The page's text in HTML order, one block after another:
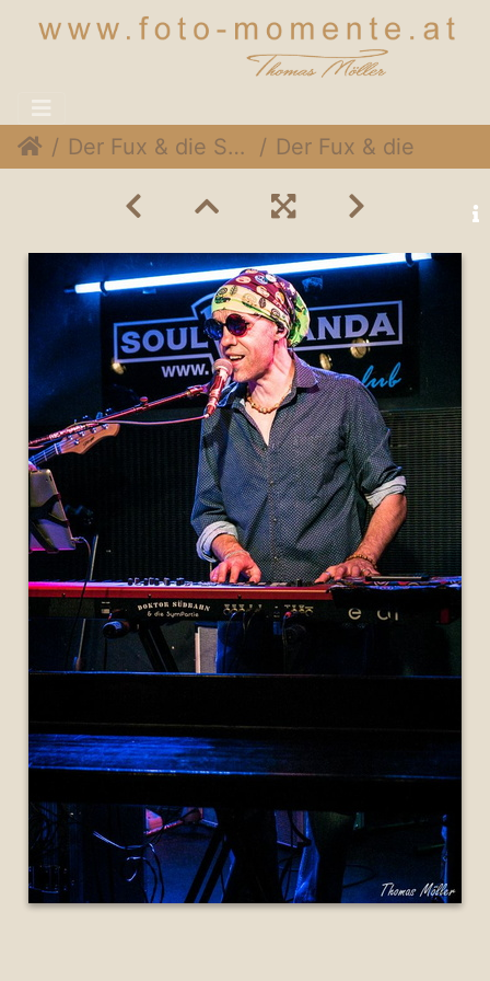
Der Fux & die SymPartie @ Soulveranda, 21. Juni 2015 Der Fux & die SymPartie 033